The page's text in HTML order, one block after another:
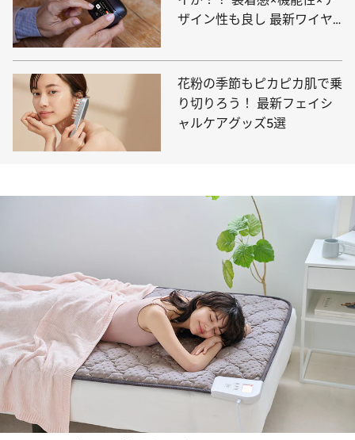
ザイン性も良し 最新ワイヤ
花粉の季節もピカピカ肌で乗
り切りろう！ 最新フェイシ
ャルケアグッズ5選